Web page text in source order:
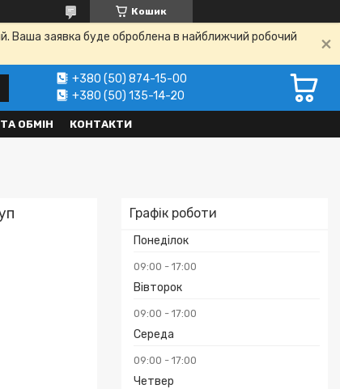
Кошик
Ваша заявка буде оброблена в найближчий робочий
+380 (50) 874-15-00
+380 (50) 135-14-20
ОБМІН КОНТАКТИ
Графік роботи
Понеділок
09:00 17:00
Вівторок
09:00 17:00
Середа
09:00 17:00
Четвер